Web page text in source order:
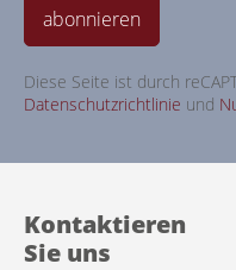
abonnieren
Diese Seite ist durch
Datenschutzrichtlinie und
Kontaktieren
Sie uns